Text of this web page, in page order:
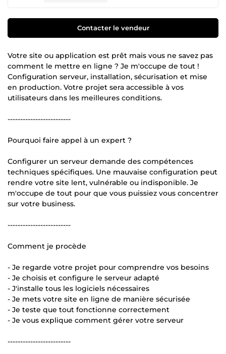
Contacter le vendeur
Votre site ou application est prêt mais vous ne savez pas
comment le mettre en ligne ? Je m'occupe de tout !
Configuration serveur, installation, sécurisation et mise
en production. Votre projet sera accessible à vos
utilisateurs dans les meilleures conditions.
-------------------------
Pourquoi faire appel à un expert ?
Configurer un serveur demande des compétences
techniques spécifiques. Une mauvaise configuration peut
rendre votre site lent, vulnérable ou indisponible. Je
m'occupe de tout pour que vous puissiez vous concentrer
sur votre business.
-------------------------
Comment je procède
- Je regarde votre projet pour comprendre vos besoins
- Je choisis et configure le serveur adapté
- J'installe tous les logiciels nécessaires
- Je mets votre site en ligne de manière sécurisée
- Je teste que tout fonctionne correctement
- Je vous explique comment gérer votre serveur
-------------------------